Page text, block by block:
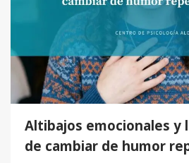
Altibajos emocionales y
de cambiar de humor